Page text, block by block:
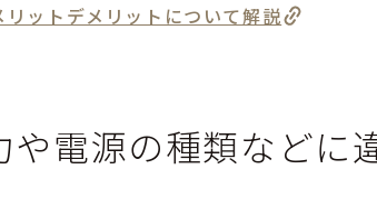
ットデメリットについて解説
電源の種類などに